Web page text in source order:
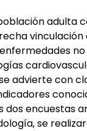
adulta
advierte con
dos encuestas
se